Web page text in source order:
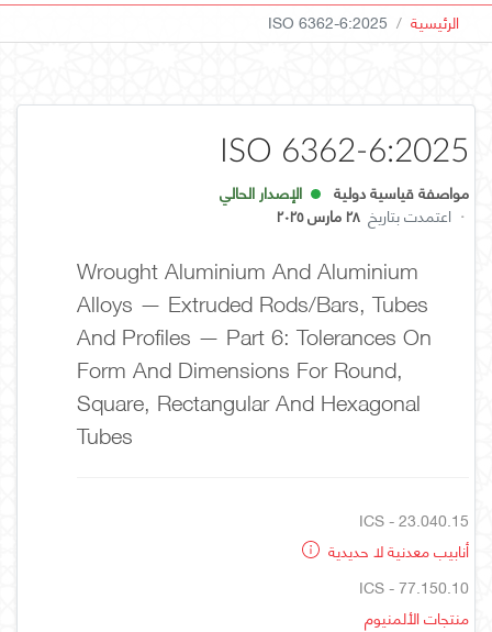
الرئيسية ISO 6362-6:2025
ISO 6362-6:2025
مواصفة قياسية دولية
الإصدار الحالي
· اعتمدت بتاريخ ٢٨ مارس ٢٠٢٥
Wrought Aluminium And Aluminium
Alloys — Extruded Rods/bars, Tubes
And Profiles — Part 6: Tolerances On
Form And Dimensions For Round,
Square, Rectangular And Hexagonal
Tubes
ICS - 23.040.15
أنابيب معدنية لا حديدية
ICS - 77.150.10
منتجات الألمنيوم